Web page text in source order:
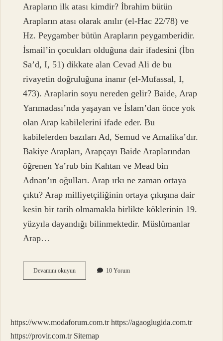
Arapların ilk atası kimdir? İbrahim bütün
Arapların atası olarak anılır (el-Hac 22/78) ve
Hz. Peygamber bütün Arapların peygamberidir.
İsmail’in çocukları olduğuna dair ifadesini (İbn
Sa’d, I, 51) dikkate alan Cevad Ali de bu
rivayetin doğruluğuna inanır (el-Mufassal, I,
473). Araplarin soyu nereden gelir? Baide, Arap
Yarımadası’nda yaşayan ve İslam’dan önce yok
olan Arap kabilelerini ifade eder. Bu
kabilelerden bazıları Ad, Semud ve Amalika’dır.
Bakiye Arapları, Arapçayı Baide Araplarından
öğrenen Ya’rub bin Kahtan ve Mead bin
Adnan’ın oğulları. Arap ırkı ne zaman ortaya
çıktı? Arap milliyetçiliğinin ortaya çıkışına dair
kesin bir tarih olmamakla birlikte köklerinin 19.
yüzyıla dayandığı bilinmektedir. Müslümanlar
Arap…
Devamını okuyunIlk
Arap
10 Yorum
https://www.modaforum.com.tr https://agaoglugida.com.tr
https://provir.com.tr Sitemap